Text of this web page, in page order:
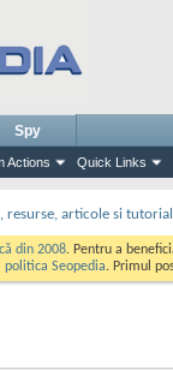
Actions Quick Links
Spy
resurse, articole si
din 2008. Pentru a
politica Seopedia. Primul